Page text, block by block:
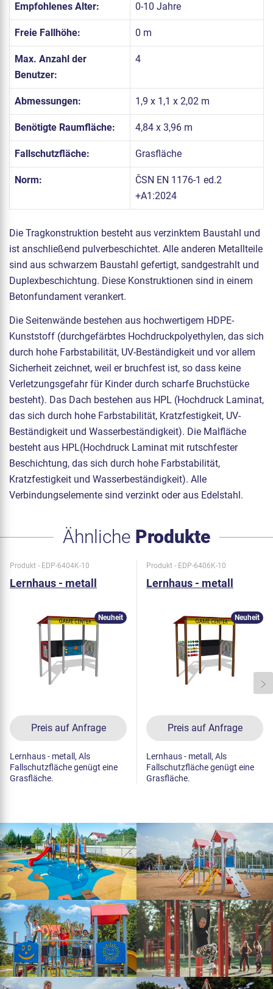
Empfohlenes Alter: 0-10 Jahre
Freie Fallhöhe: 0 m
Max. Anzahl der
Benutzer:
4
Abmessungen: 1,9 x 1,1 x 2,02 m
Benötigte Raumfläche: 4,84 x 3,96 m
Fallschutzfläche: Grasfläche
Norm:
ČSN EN 1176-1 ed.2
+A1:2024
Die Tragkonstruktion besteht aus verzinktem Baustahl und
ist anschließend pulverbeschichtet. Alle anderen Metallteile
sind aus schwarzem Baustahl gefertigt, sandgestrahlt und
Duplexbeschichtung. Diese Konstruktionen sind in einem
Betonfundament verankert.
Die Seitenwände bestehen aus hochwertigem HDPE-
Kunststoff (durchgefärbtes Hochdruckpolyethylen, das sich
durch hohe Farbstabilität, UV-Beständigkeit und vor allem
Sicherheit zeichnet, weil er bruchfest ist, so dass keine
Verletzungsgefahr für Kinder durch scharfe Bruchstücke
besteht). Das Dach bestehen aus HPL (Hochdruck Laminat,
das sich durch hohe Farbstabilität, Kratzfestigkeit, UV-
Beständigkeit und Wasserbeständigkeit). Die Malfläche
besteht aus HPL(Hochdruck Laminat mit rutschfester
Beschichtung, das sich durch hohe Farbstabilität,
Kratzfestigkeit und Wasserbeständigkeit). Alle
Verbindungselemente sind verzinkt oder aus Edelstahl.
Ähnliche Produkte
Produkt - EDP-6404K-10
Lernhaus - metall
Preis auf Anfrage
Neuheit
Lernhaus - metall, Als
Fallschutzfläche genügt eine
Grasfläche.
Produkt - EDP-6406K-10
Lernhaus - metall
Preis auf Anfrage
Neuheit
Lernhaus - metall, Als
Fallschutzfläche genügt eine
Grasfläche.